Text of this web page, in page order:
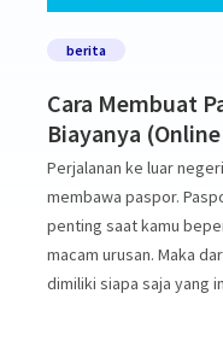
berita
Cara Membuat
Biayanya
Perjalanan ke luar
membawa paspor.
penting saat kamu
macam urusan. Maka
dimiliki siapa saja yang